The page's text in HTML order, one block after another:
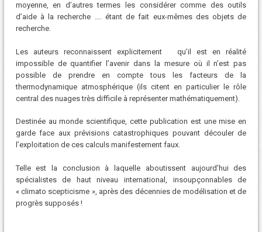
moyenne, en d’autres termes les considérer comme des outils
d’aide à la recherche …. étant de fait eux-mêmes des objets de
recherche.
Les auteurs reconnaissent explicitement qu’il est en réalité
impossible de quantifier l’avenir dans la mesure où il n’est pas
possible de prendre en compte tous les facteurs de la
thermodynamique atmosphérique (ils citent en particulier le rôle
central des nuages très difficile à représenter mathématiquement).
Destinée au monde scientifique, cette publication est une mise en
garde face aux prévisions catastrophiques pouvant découler de
l’exploitation de ces calculs manifestement faux.
Telle est la conclusion à laquelle aboutissent aujourd’hui des
spécialistes de haut niveau international, insoupçonnables de
« climato scepticisme », après des décennies de modélisation et de
progrès supposés !